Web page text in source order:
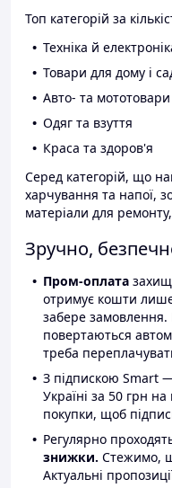
Топ категорій за
Техніка й
Товари для дому і
Авто- та мототовари
Одяг та взуття
Краса та здоров'я
Серед категорій, що
харчування та напої,
матеріали для
Зручно,
Пром-оплата
отримує кошти лише
забере
повертаються
треба
З підпискою Smart
Україні за 50 грн на
покупки, щоб
Регулярно
знижки. Стежимо,
Актуальні